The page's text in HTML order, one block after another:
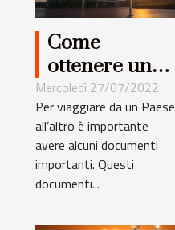
Come
ottenere un
visto
elettronico
per la
Repubblica
dell'India
Mercoledì 27/07/2022
Per viaggiare da un Paese
all’altro è importante
avere alcuni documenti
importanti. Questi
documenti...